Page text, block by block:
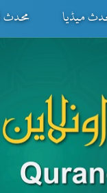
میڈیا محدث